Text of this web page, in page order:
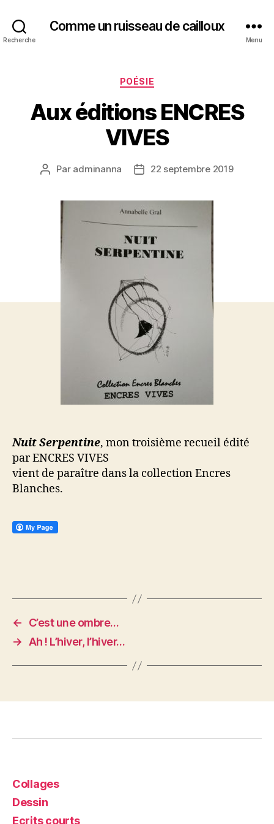
Recherche
Comme un ruisseau de cailloux
Menu
Catégories
POÉSIE
Aux éditions ENCRES
VIVES
Auteur
Par adminanna
Date22 septembre 2019
Nuit Serpentine, mon troisième recueil édité
par ENCRES VIVES
vient de paraître dans la collection Encres
Blanches.
←
C’est une ombre…
→
Ah ! L’hiver, l’hiver…
Collages
Dessin
Ecrits courts